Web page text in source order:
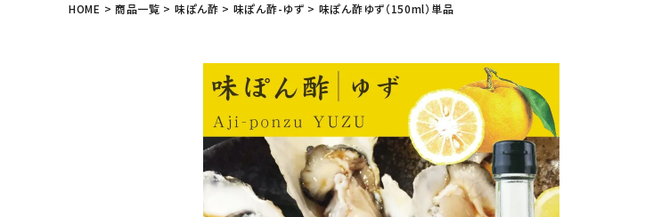
搾り果汁100％
ご飯のおとも(佃煮) その他特産品
4,000円～ 5,000円～
HOME 商品一覧 味ぽん酢 味ぽん酢-ゆず 味ぽん酢ゆず（150ml）単品